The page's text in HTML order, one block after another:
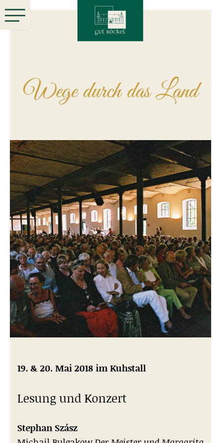
Wege durch das Land
19. & 20. Mai 2018 im Kuhstall
Lesung und Konzert
Stephan Szász